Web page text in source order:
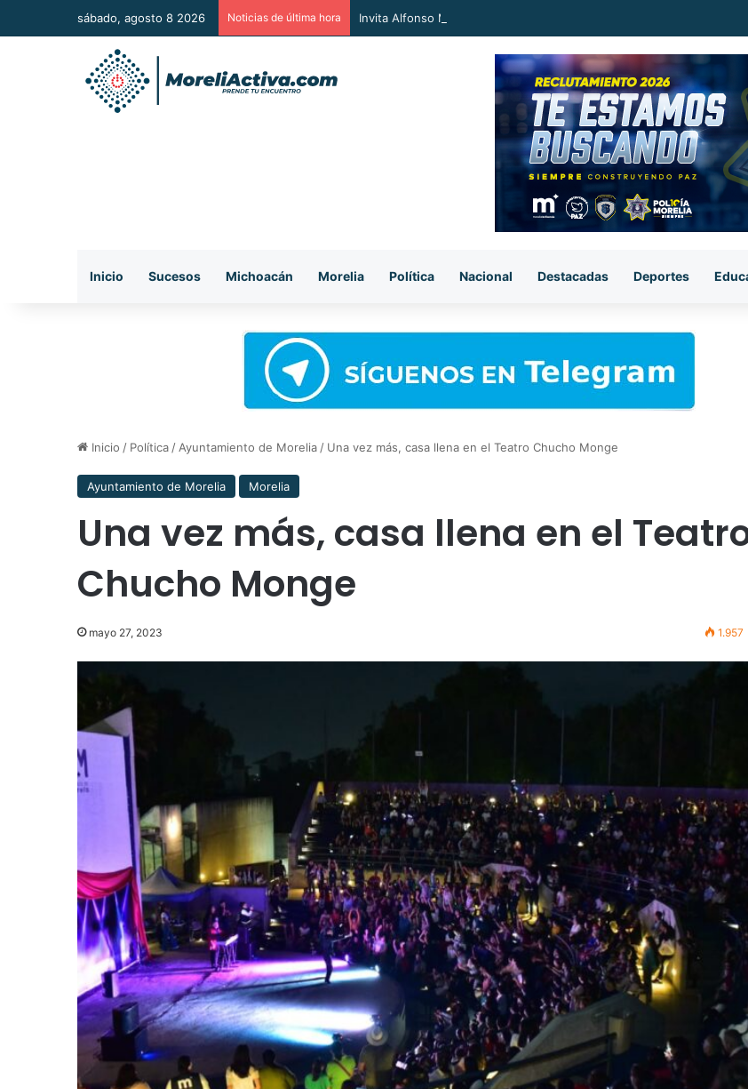
sábado, agosto 8 2026 Noticias de última hora Invita Alfonso Martínez Alcázar al nuevo Parque Lineal de Avenida del
Inicio Sucesos Michoacán Morelia Política Nacional Destacadas Deportes
Inicio / Política / Ayuntamiento de Morelia / Una vez más, casa llena en el Teatro Chucho Monge
Ayuntamiento de Morelia Morelia
Una vez más, casa llena en el
Chucho Monge
mayo 27, 2023 1.957